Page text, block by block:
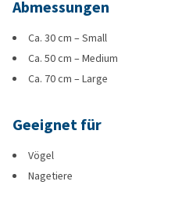
Abmessungen
Ca. 30 cm – Small
Ca. 50 cm – Medium
Ca. 70 cm – Large
Geeignet für
Vögel
Nagetiere